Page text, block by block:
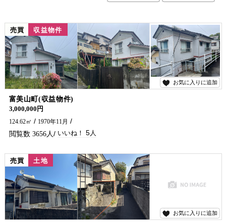
売買
値下げ 収益物件
お気に入りに追加
5
富美山町(収益物件)
3,000,000円
124.62㎡
1970年11月
3656 5
売買 土地
お気に入りに追加